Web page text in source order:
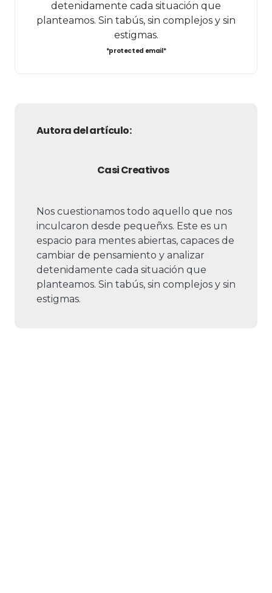
detenidamente cada situación que
planteamos. Sin tabús, sin complejos y sin
estigmas.
*protected email*
Autora del artículo:
Casi Creativos
Nos cuestionamos todo aquello que nos
inculcaron desde pequeñxs. Este es un
espacio para mentes abiertas, capaces de
cambiar de pensamiento y analizar
detenidamente cada situación que
planteamos. Sin tabús, sin complejos y sin
estigmas.